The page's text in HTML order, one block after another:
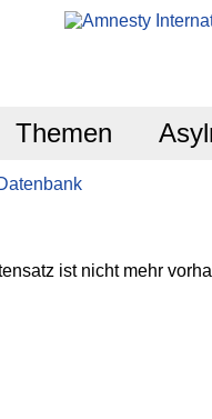
Themen
ist nicht mehr